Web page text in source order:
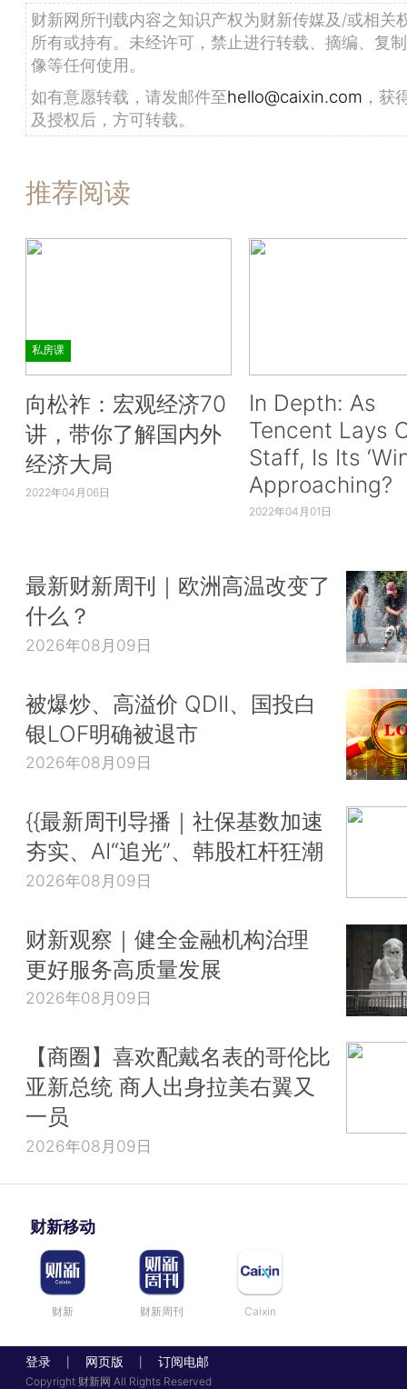
财新网所刊载内容之知识产权为财新传媒及/或相关
所有或持有。未经许可，禁止进行转载、摘编、复
像等任何使用。
如有意愿转载，请发邮件至hello@caixin.com ，获
及授权后，方可转载。
推荐阅读
私房课
向松祚：宏观经济70
讲，带你了解国内外
经济大局
2022年04月06日
In Depth: As
Tencent Lays
Staff, Is Its
Approaching?
2022年04月01日
最新财新周刊｜欧洲高温改变了
什么？
2026年08月09日
被爆炒、高溢价 QDII、国投白
银LOF明确被退市
2026年08月09日
{{最新周刊导播｜社保基数加速
夯实、AI“追光”、韩股杠杆狂潮
2026年08月09日
财新观察｜健全金融机构治理
更好服务高质量发展
2026年08月09日
【商圈】喜欢配戴名表的哥伦比
亚新总统 商人出身拉美右翼又
一员
2026年08月09日
财新移动
财新 财新周刊 Caixin
登录 网页版 订阅电邮
Copyright 财新网 All Rights Reserved